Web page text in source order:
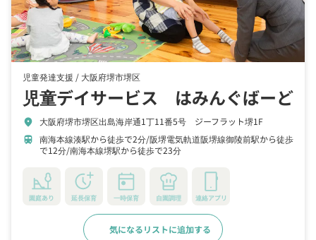
児童発達支援 / 大阪府堺市堺区
児童デイサービス はみんぐばーど
location_on 大阪府堺市堺区出島海岸通1丁11番5号 ジーフラット堺1F
train 南海本線湊駅から徒歩で2分 阪堺電気軌道阪堺線御陵前駅から徒歩
で12分 南海本線堺駅から徒歩で23分
園庭あり 延長保育 一時保育 自園調理 連絡アプリ
気になるリストに追加する